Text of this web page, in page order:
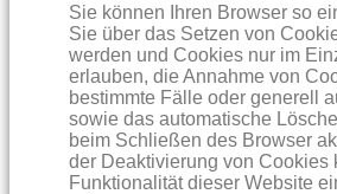
Sie können Ihren Browser so
Sie über das Setzen von
werden und Cookies nur im
erlauben, die Annahme von
bestimmte Fälle oder generell
sowie das automatische
beim Schließen des Browser
der Deaktivierung von Cookies
Funktionalität dieser Website